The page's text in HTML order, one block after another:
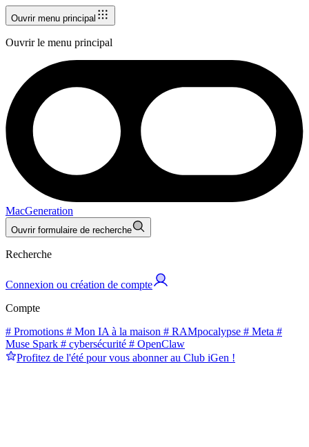
Ouvrir menu principal
Ouvrir le menu principal
MacGeneration
Ouvrir formulaire de recherche
Recherche
Connexion ou création de compte
Compte
# Promotions # Mon IA à la maison # RAMpocalypse # Meta #
Muse Spark # cybersécurité # OpenClaw
Profitez de l'été pour vous abonner au Club iGen !